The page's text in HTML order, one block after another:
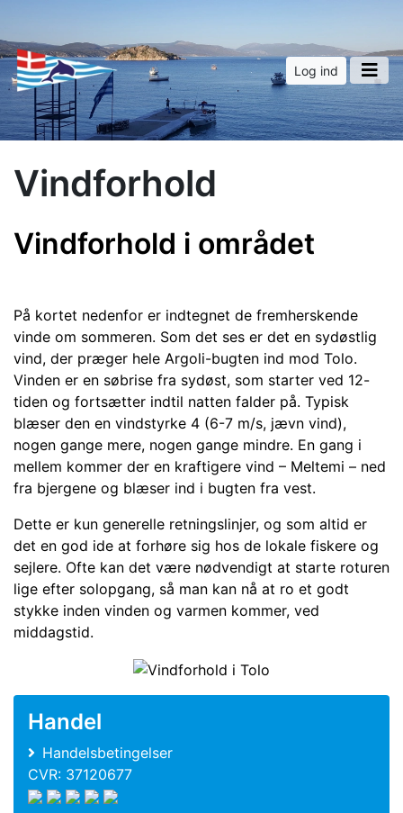
Log ind
Vindforhold
Vindforhold i området
På kortet nedenfor er indtegnet de fremherskende
vinde om sommeren. Som det ses er det en sydøstlig
vind, der præger hele Argoli-bugten ind mod Tolo.
Vinden er en søbrise fra sydøst, som starter ved 12-
tiden og fortsætter indtil natten falder på. Typisk
blæser den en vindstyrke 4 (6-7 m/s, jævn vind),
nogen gange mere, nogen gange mindre. En gang i
mellem kommer der en kraftigere vind – Meltemi – ned
fra bjergene og blæser ind i bugten fra vest.
Dette er kun generelle retningslinjer, og som altid er
det en god ide at forhøre sig hos de lokale fiskere og
sejlere. Ofte kan det være nødvendigt at starte roturen
lige efter solopgang, så man kan nå at ro et godt
stykke inden vinden og varmen kommer, ved
middagstid.
Handel
Handelsbetingelser
CVR: 37120677